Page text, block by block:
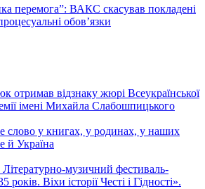
перемога”: ВАКС скасував покладені
обов’язки
отримав відзнаку жюрі Всеукраїнської
імені Михайла Слабошпицького
у книгах, у родинах, у наших
й Україна
музичний фестиваль-
Віхи історії Честі і Гідності».